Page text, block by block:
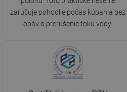
zaručuje pohodlie počas kúpania bez
obáv o prerušenie toku vody.